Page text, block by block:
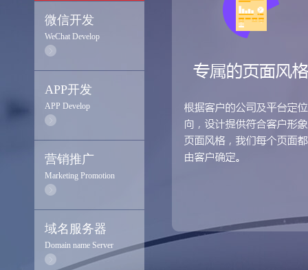
微信开发
WeChat Develop
APP开发
APP Develop
营销推广
Marketing Promotion
域名服务器
Domain name Server